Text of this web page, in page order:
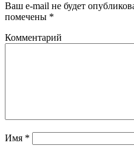
Ваш e-mail не будет
помечены *
Комментарий
Имя *